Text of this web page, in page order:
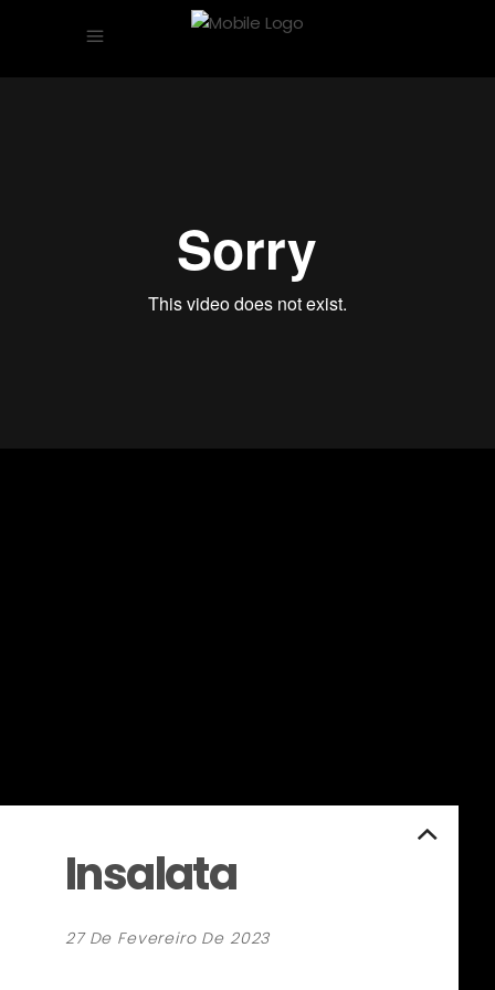
Insalata
27 De Fevereiro De 2023